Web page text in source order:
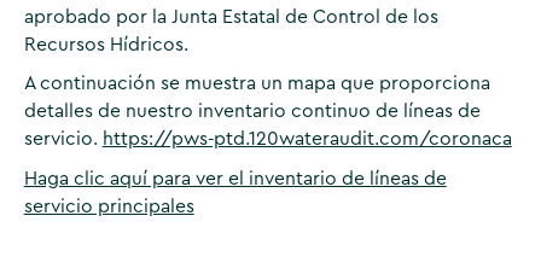
aprobado por la Junta Estatal de Control de los
Recursos Hídricos.
A continuación se muestra un mapa que proporciona
detalles de nuestro inventario continuo de líneas de
servicio. https://pws-ptd.120wateraudit.com/coronaca
Haga clic aquí para ver el inventario de líneas de
servicio principales